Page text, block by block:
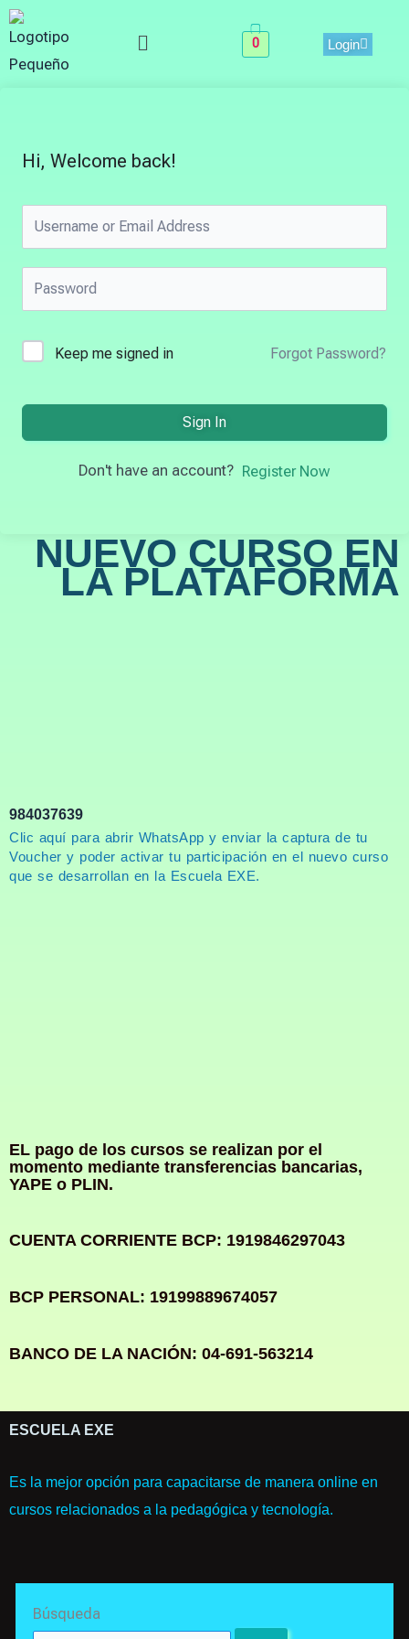
Skip
to
content
Menu 0 Login
Hi, Welcome back!
Keep me signed in Forgot Password?
Sign In
Don't have an account? Register Now
NUEVO CURSO EN
LA PLATAFORMA
984037639
Clic aquí para abrir WhatsApp y enviar la captura de tu
Voucher y poder activar tu participación en el nuevo curso
que se desarrollan en la Escuela EXE.
EL pago de los cursos se realizan por el
momento mediante transferencias bancarias,
YAPE o PLIN.
CUENTA CORRIENTE BCP: 1919846297043
BCP PERSONAL: 19199889674057
BANCO DE LA NACIÓN: 04-691-563214
ESCUELA EXE
Es la mejor opción para capacitarse de manera online en
cursos relacionados a la pedagógica y tecnología.
Búsqueda
for: